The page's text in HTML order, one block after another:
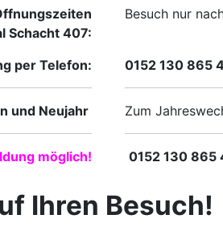
Schacht 407:
Besuch nur
per Telefon: 0152 130 865
und Neujahr Zum
möglich! 0152 130 865
Ihren Besuch!